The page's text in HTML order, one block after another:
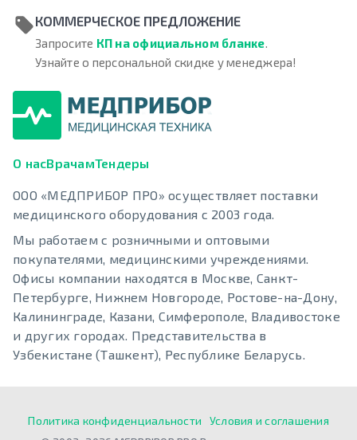
КОММЕРЧЕСКОЕ ПРЕДЛОЖЕНИЕ
Запросите КП на официальном бланке.
Узнайте о персональной скидке у менеджера!
О насВрачамТендеры
ООО «МЕДПРИБОР ПРО» осуществляет поставки
медицинского оборудования с 2003 года.
Мы работаем с розничными и оптовыми
покупателями, медицинскими учреждениями.
Офисы компании находятся в Москве, Санкт-
Петербурге, Нижнем Новгороде, Ростове-на-Дону,
Калининграде, Казани, Симферополе, Владивостоке
и других городах. Представительства в
Узбекистане (Ташкент), Республике Беларусь.
Политика конфиденциальности
Условия и соглашения